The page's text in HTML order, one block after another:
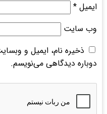
ایمیل *
وب‌ سایت
ذخیره نام، ایمیل و
دوباره دیدگاهی می‌نویسم.